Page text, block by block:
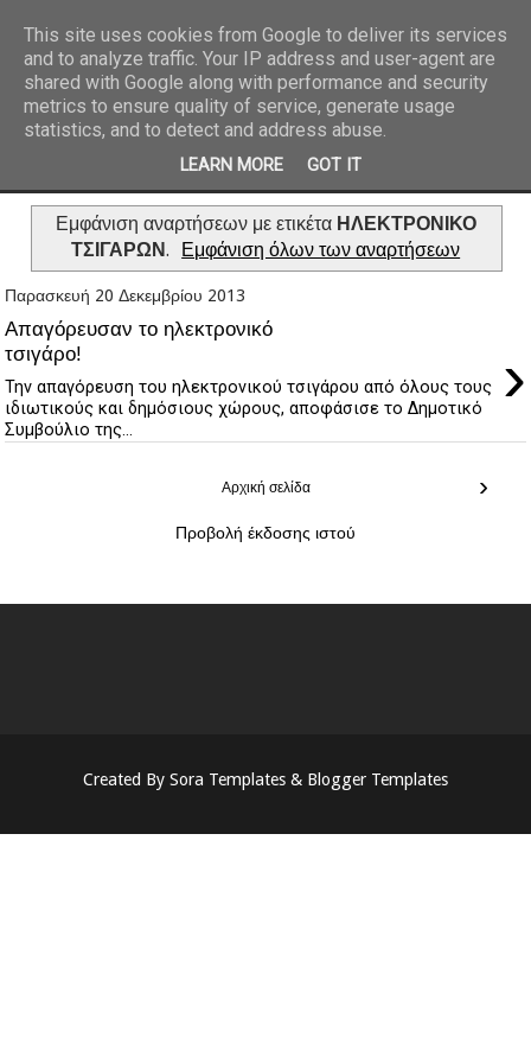
REPORTAZ NET
Εμφάνιση αναρτήσεων με ετικέτα ΗΛΕΚΤΡΟΝΙΚΟ
ΤΣΙΓΑΡΩΝ. Εμφάνιση όλων των αναρτήσεων
Παρασκευή 20 Δεκεμβρίου 2013
Απαγόρευσαν το ηλεκτρονικό
τσιγάρο!
›
Την απαγόρευση του ηλεκτρονικού τσιγάρου από όλους τους
ιδιωτικούς και δημόσιους χώρους, αποφάσισε το Δημοτικό
Συμβούλιο της...
›
Αρχική σελίδα
Προβολή έκδοσης ιστού
Created By Sora Templates & Blogger Templates
This site uses cookies from Google to deliver its services
and to analyze traffic. Your IP address and user-agent are
shared with Google along with performance and security
metrics to ensure quality of service, generate usage
statistics, and to detect and address abuse.
LEARN MORE GOT IT